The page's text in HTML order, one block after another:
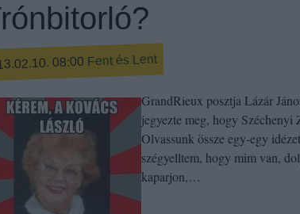
08:00 Fent és Lent
GrandRieux posztja Lázár
jegyezte meg, hogy Széchenyi
Olvassunk össze egy-egy
szégyelltem, hogy mim van,
kaparjon,…